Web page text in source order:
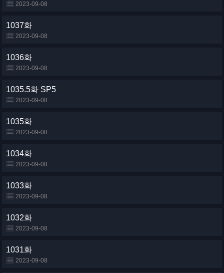
2023-09-08
1037화
2023-09-08
1036화
2023-09-08
1035.5화 SP5
2023-09-08
1035화
2023-09-08
1034화
2023-09-08
1033화
2023-09-08
1032화
2023-09-08
1031화
2023-09-08